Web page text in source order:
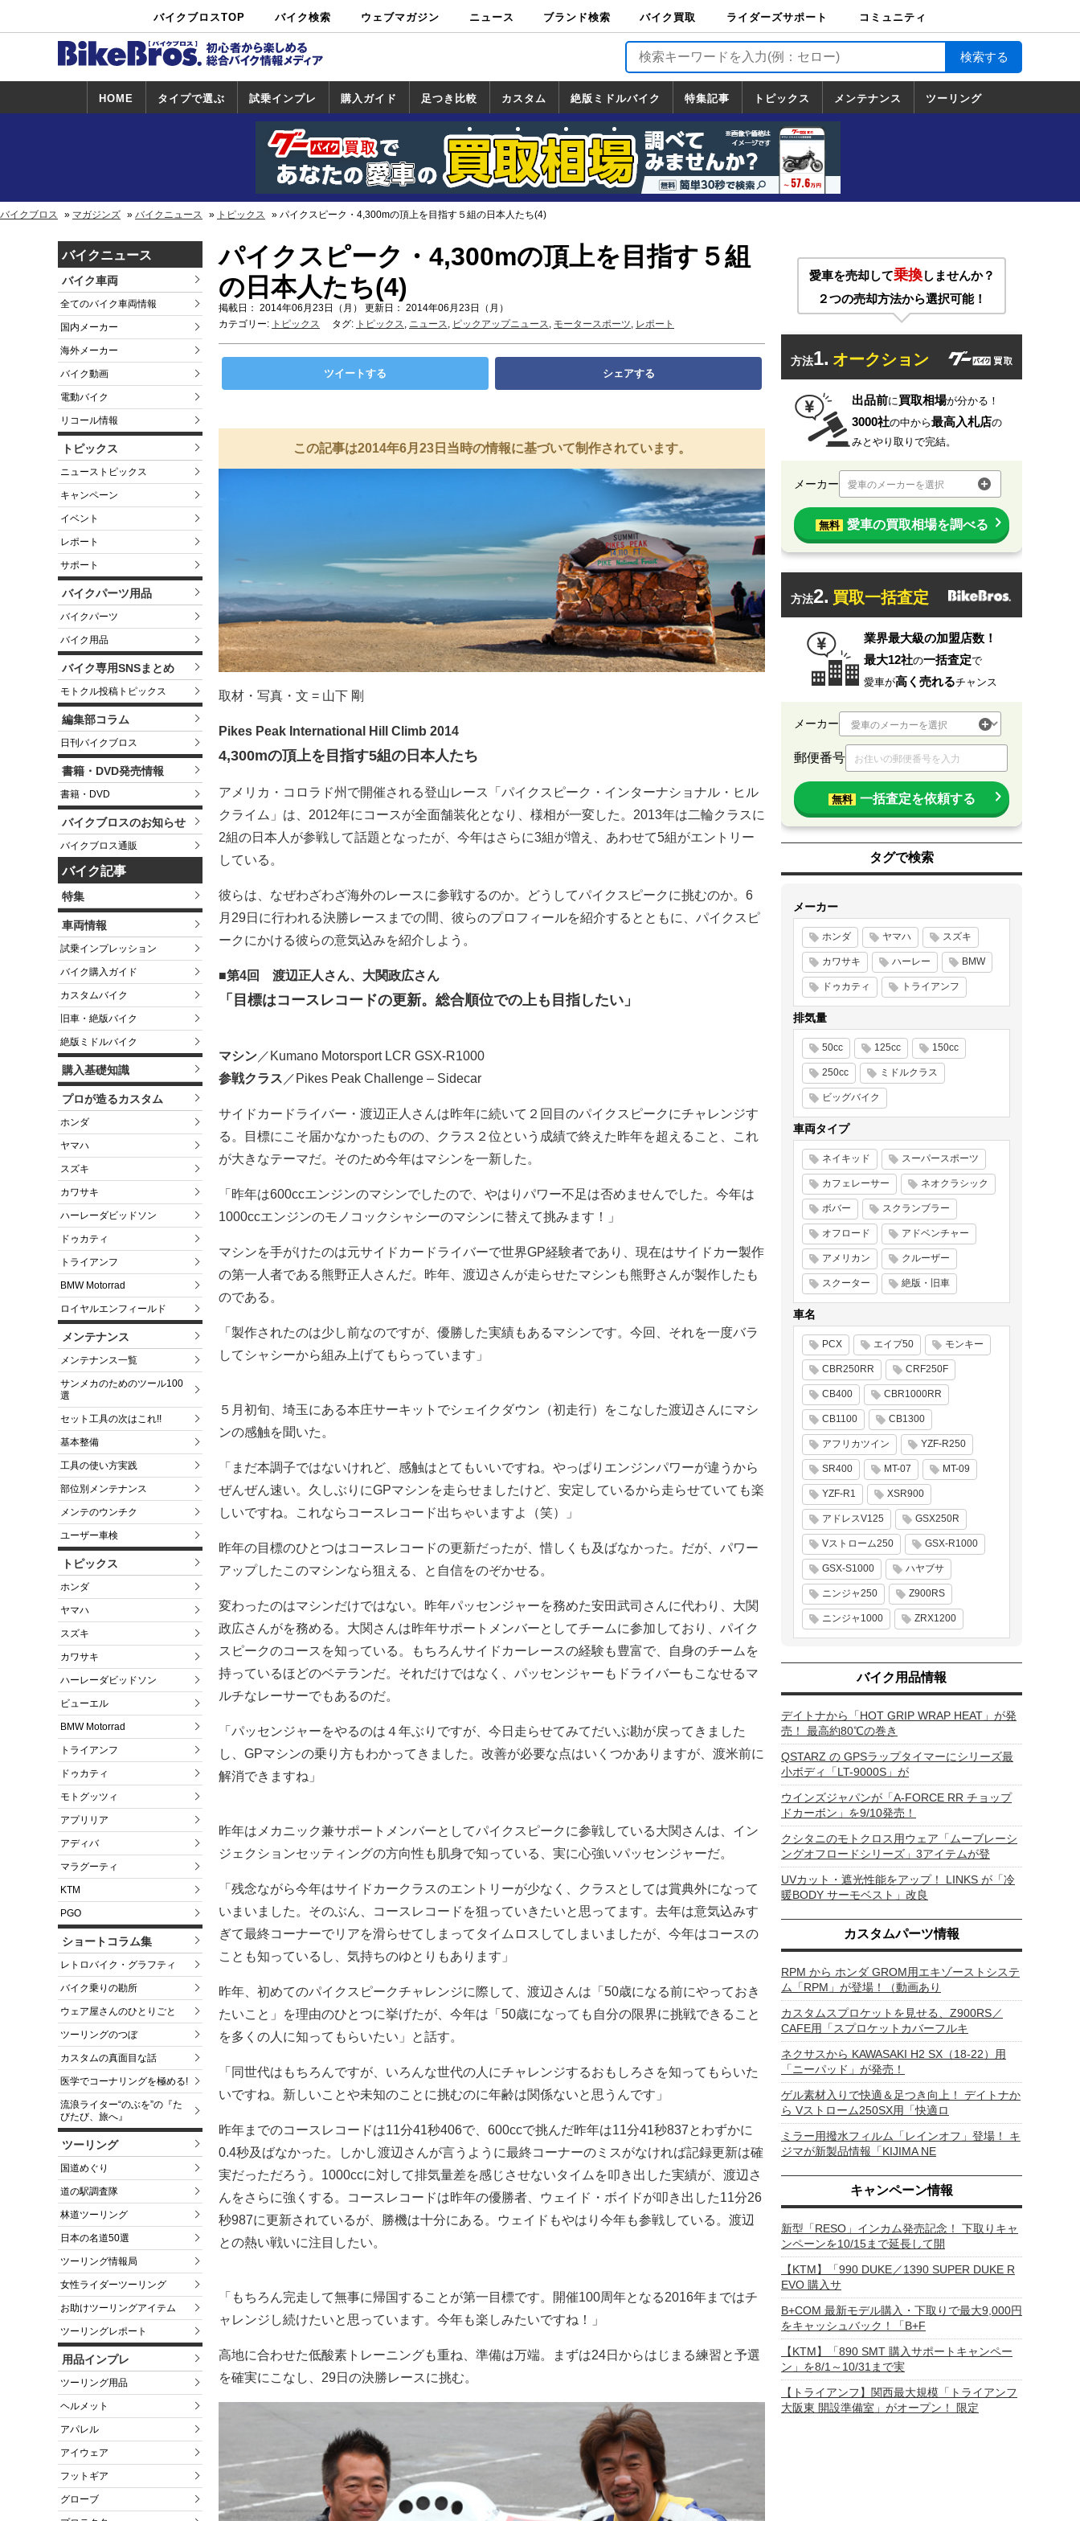
バイクブロスTOP バイク検索
中古バイ
ク・新車検
カタログ検
索
ショップ検
索
ウェブマガジン ニュース ブランド検索 バイク買取
バイク買取
ライダーズサポート
ライダーズサポート
TOP
バイク輸送
バイクガレージライ
フ
バイク車両保険
ロードサービス
バイク試乗
コミュニティ
HOME タイプで選ぶ 試乗インプレ
試乗インプレ
一覧
ホンダ
ヤマハ
スズキ
カワサキ
ハーレー
BMW
トライアンフ
ドゥカティ
購入ガイド
一覧
足つき比較 カスタム
カスタム
一覧
ホンダ
ヤマハ
スズキ
カワサキ
絶版ミドルバイク
絶版ミドルバイク
一覧
ホンダ
ヤマハ
スズキ
カワサキ
特集記事 トピックス
トピックス
一覧
ホンダ
ヤマハ
スズキ
カワサキ
ハーレーダ
ビッドソン
BMW
ドゥカティ
トライアン
フ
メンテナンス ツーリング
道の駅調査隊
ツーリング情報局
日本の道50選
国道めぐり
林道ツーリング
バイクブロス マガジンズ バイクニュース トピックス パイクスピーク・4,300mの頂上を目指す５組の日本人たち(4)
バイクニュース
バイク車両
全てのバイク車両情報
国内メーカー
海外メーカー
バイク動画
電動バイク
リコール情報
トピックス
ニューストピックス
キャンペーン
イベント
レポート
サポート
バイクパーツ用品
バイクパーツ
バイク用品
バイク専用SNSまとめ
モトクル投稿トピックス
編集部コラム
日刊バイクブロス
書籍・DVD発売情報
書籍・DVD
バイクブロスのお知らせ
バイクブロス通販
バイク記事
特集
車両情報
試乗インプレッション
バイク購入ガイド
カスタムバイク
旧車・絶版バイク
絶版ミドルバイク
購入基礎知識
プロが造るカスタム
ホンダ
ヤマハ
スズキ
カワサキ
ハーレーダビッドソン
ドゥカティ
トライアンフ
BMW Motorrad
ロイヤルエンフィールド
メンテナンス
メンテナンス一覧
サンメカのためのツール100
選
セット工具の次はこれ!!
基本整備
工具の使い方実践
部位別メンテナンス
メンテのウンチク
ユーザー車検
トピックス
ホンダ
ヤマハ
スズキ
カワサキ
ハーレーダビッドソン
ビューエル
BMW Motorrad
トライアンフ
ドゥカティ
モトグッツィ
アプリリア
アディバ
マラグーティ
KTM
PGO
ショートコラム集
レトロバイク・グラフティ
バイク乗りの勘所
ウェア屋さんのひとりごと
ツーリングのつぼ
カスタムの真面目な話
医学でコーナリングを極める!
流浪ライター“のぶを”の『た
びたび、旅へ』
ツーリング
国道めぐり
道の駅調査隊
林道ツーリング
日本の名道50選
ツーリング情報局
女性ライダーツーリング
お助けツーリングアイテム
ツーリングレポート
用品インプレ
ツーリング用品
ヘルメット
アパレル
アイウェア
フットギア
グローブ
パイクスピーク・4,300mの頂上を目指す５組
の日本人たち(4)
掲載日： 2014年06月23日（月） 更新日： 2014年06月23日（月）
カテゴリー: トピックス タグ: トピックス, ニュース, ピックアップニュース, モータースポーツ, レポート
ツイートする シェアする
この記事は2014年6月23日当時の情報に基づいて制作されています。
取材・写真・文 = 山下 剛
Pikes Peak International Hill Climb 2014
4,300mの頂上を目指す5組の日本人たち
アメリカ・コロラド州で開催される登山レース「パイクスピーク・インターナショナル・ヒル
クライム」は、2012年にコースが全面舗装化となり、様相が一変した。2013年は二輪クラスに
2組の日本人が参戦して話題となったが、今年はさらに3組が増え、あわせて5組がエントリー
している。
彼らは、なぜわざわざ海外のレースに参戦するのか。どうしてパイクスピークに挑むのか。6
月29日に行われる決勝レースまでの間、彼らのプロフィールを紹介するとともに、パイクスピ
ークにかける彼らの意気込みを紹介しよう。
■第4回 渡辺正人さん、大関政広さん
「目標はコースレコードの更新。総合順位での上も目指したい」
マシン ／Kumano Motorsport LCR GSX-R1000
参戦クラス ／Pikes Peak Challenge – Sidecar
サイドカードライバー・渡辺正人さんは昨年に続いて２回目のパイクスピークにチャレンジす
る。目標にこそ届かなかったものの、クラス２位という成績で終えた昨年を超えること、これ
が大きなテーマだ。そのため今年はマシンを一新した。
「昨年は600ccエンジンのマシンでしたので、やはりパワー不足は否めませんでした。今年は
1000ccエンジンのモノコックシャシーのマシンに替えて挑みます！」
マシンを手がけたのは元サイドカードライバーで世界GP経験者であり、現在はサイドカー製作
の第一人者である熊野正人さんだ。昨年、渡辺さんが走らせたマシンも熊野さんが製作したも
のである。
「製作されたのは少し前なのですが、優勝した実績もあるマシンです。今回、それを一度バラ
してシャシーから組み上げてもらっています」
５月初旬、埼玉にある本庄サーキットでシェイクダウン（初走行）をこなした渡辺さんにマシ
ンの感触を聞いた。
「まだ本調子ではないけれど、感触はとてもいいですね。やっぱりエンジンパワーが違うから
ぜんぜん速い。久しぶりにGPマシンを走らせましたけど、安定しているから走らせていても楽
しいですね。これならコースレコード出ちゃいますよ（笑）」
昨年の目標のひとつはコースレコードの更新だったが、惜しくも及ばなかった。だが、パワー
アップしたこのマシンなら狙える、と自信をのぞかせる。
変わったのはマシンだけではない。昨年パッセンジャーを務めた安田武司さんに代わり、大関
政広さんがを務める。大関さんは昨年サポートメンバーとしてチームに参加しており、パイク
スピークのコースを知っている。もちろんサイドカーレースの経験も豊富で、自身のチームを
持っているほどのベテランだ。それだけではなく、パッセンジャーもドライバーもこなせるマ
ルチなレーサーでもあるのだ。
「パッセンジャーをやるのは４年ぶりですが、今日走らせてみてだいぶ勘が戻ってきました
し、GPマシンの乗り方もわかってきました。改善が必要な点はいくつかありますが、渡米前に
解消できますね」
昨年はメカニック兼サポートメンバーとしてパイクスピークに参戦している大関さんは、イン
ジェクションセッティングの方向性も肌身で知っている、実に心強いパッセンジャーだ。
「残念ながら今年はサイドカークラスのエントリーが少なく、クラスとしては賞典外になって
いまいました。そのぶん、コースレコードを狙っていきたいと思ってます。去年は意気込みす
ぎて最終コーナーでリアを滑らせてしまってタイムロスしてしまいましたが、今年はコースの
ことも知っているし、気持ちのゆとりもあります」
昨年、初めてのパイクスピークチャレンジに際して、渡辺さんは「50歳になる前にやっておき
たいこと」を理由のひとつに挙げたが、今年は「50歳になっても自分の限界に挑戦できること
を多くの人に知ってもらいたい」と話す。
「同世代はもちろんですが、いろんな世代の人にチャレンジするおもしろさを知ってもらいた
いですね。新しいことや未知のことに挑むのに年齢は関係ないと思うんです」
昨年までのコースレコードは11分41秒406で、600ccで挑んだ昨年は11分41秒837とわずかに
0.4秒及ばなかった。しかし渡辺さんが言うように最終コーナーのミスがなければ記録更新は確
実だっただろう。1000ccに対して排気量差を感じさせないタイムを叩き出した実績が、渡辺さ
んをさらに強くする。コースレコードは昨年の優勝者、ウェイド・ボイドが叩き出した11分26
秒987に更新されているが、勝機は十分にある。ウェイドもやはり今年も参戦している。渡辺
との熱い戦いに注目したい。
「もちろん完走して無事に帰国することが第一目標です。開催100周年となる2016年まではチ
ャレンジし続けたいと思っています。今年も楽しみたいですね！」
高地に合わせた低酸素トレーニングも重ね、準備は万端。まずは24日からはじまる練習と予選
を確実にこなし、29日の決勝レースに挑む。
愛車を売却して乗換しませんか？
２つの売却方法から選択可能！
方法1. オークション
出品前に買取相場が分かる！
3000社の中から最高入札店の
みとやり取りで完結。
メーカー 愛車のメーカーを選択
無料 愛車の買取相場を調べる
方法2. 買取一括査定
業界最大級の加盟店数！
最大12社の一括査定で
愛車が高く売れるチャンス
メーカー
郵便番号
無料 一括査定を依頼する
タグで検索
メーカー
ホンダ ヤマハ スズキ
カワサキ ハーレー BMW
ドゥカティ トライアンフ
排気量
50cc 125cc 150cc
250cc ミドルクラス
ビッグバイク
車両タイプ
ネイキッド スーパースポーツ
カフェレーサー ネオクラシック
ボバー スクランブラー
オフロード アドベンチャー
アメリカン クルーザー
スクーター 絶版・旧車
車名
PCX エイプ50 モンキー
CBR250RR CRF250F
CB400 CBR1000RR
CB1100 CB1300
アフリカツイン YZF-R250
SR400 MT-07 MT-09
YZF-R1 XSR900
アドレスV125 GSX250R
Vストローム250 GSX-R1000
GSX-S1000 ハヤブサ
ニンジャ250 Z900RS
ニンジャ1000 ZRX1200
バイク用品情報
デイトナから「HOT GRIP WRAP HEAT」が発
売！ 最高約80℃の巻き
QSTARZ の GPSラップタイマーにシリーズ最
小ボディ「LT-9000S」が
ウインズジャパンが「A-FORCE RR チョップ
ドカーボン」を9/10発売！
クシタニのモトクロス用ウェア「ムーブレーシ
ングオフロードシリーズ」3アイテムが登
UVカット・遮光性能をアップ！ LINKS が「冷
暖BODY サーモベスト」改良
カスタムパーツ情報
RPM から ホンダ GROM用エキゾーストシステ
ム「RPM」が登場！（動画あり
カスタムスプロケットを見せる、Z900RS／
CAFE用「スプロケットカバーフルキ
ネクサスから KAWASAKI H2 SX（18-22）用
「ニーパッド」が発売！
ゲル素材入りで快適＆足つき向上！ デイトナか
ら Vストローム250SX用「快適ロ
ミラー用撥水フィルム「レインオフ」登場！ キ
ジマが新製品情報「KIJIMA NE
キャンペーン情報
新型「RESO」インカム発売記念！ 下取りキャ
ンペーンを10/15まで延長して開
【KTM】「990 DUKE／1390 SUPER DUKE R
EVO 購入サ
B+COM 最新モデル購入・下取りで最大9,000円
をキャッシュバック！「B+F
【KTM】「890 SMT 購入サポートキャンペー
ン」を8/1～10/31まで実
【トライアンフ】関西最大規模「トライアンフ
大阪東 開設準備室」がオープン！ 限定